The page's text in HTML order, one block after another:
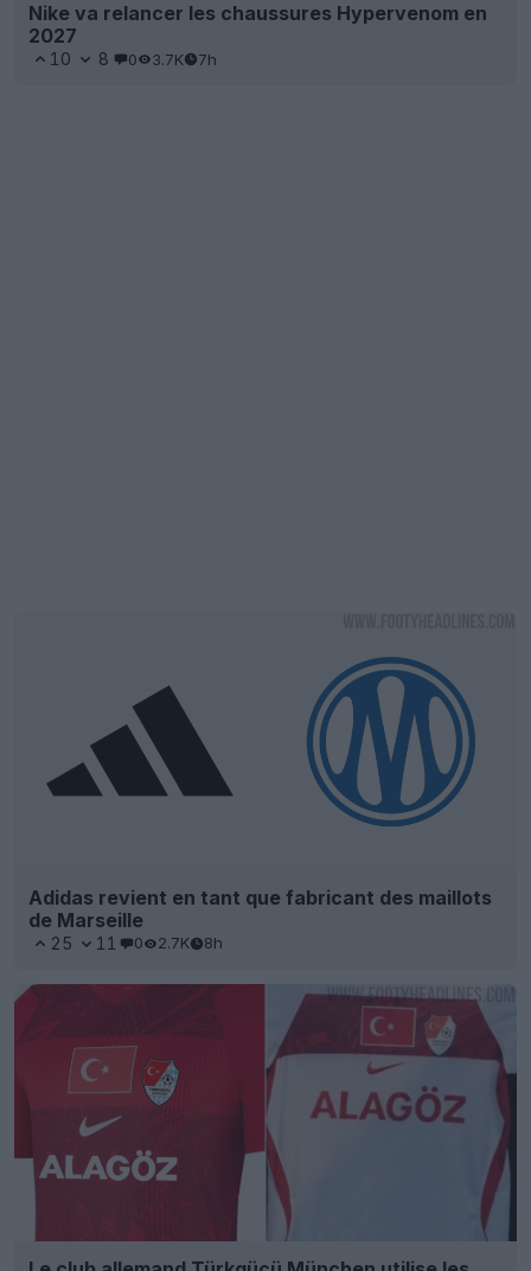
Nike va relancer les chaussures Hypervenom en
2027
10 8 0 3.7K 7h
Adidas revient en tant que fabricant des maillots
de Marseille
25 11 0 2.7K 8h